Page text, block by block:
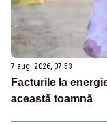
7 aug. 2026, 07:53
Facturile la
această toamnă